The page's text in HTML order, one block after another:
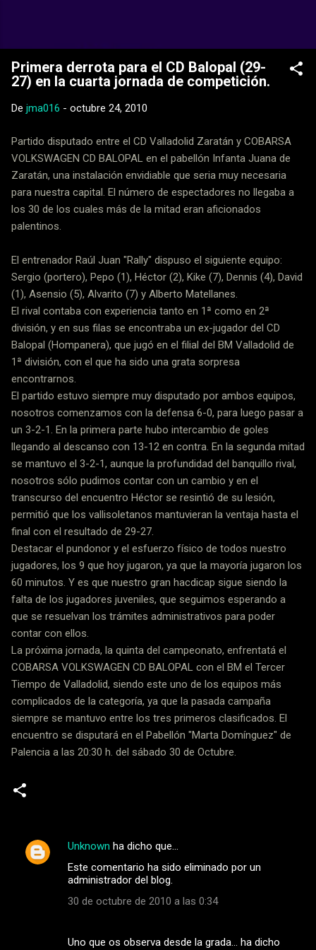
Primera derrota para el CD Balopal (29-
27) en la cuarta jornada de competición.
De jma016 - octubre 24, 2010
Partido disputado entre el CD Valladolid Zaratán y COBARSA
VOLKSWAGEN CD BALOPAL en el pabellón Infanta Juana de
Zaratán, una instalación envidiable que seria muy necesaria
para nuestra capital. El número de espectadores no llegaba a
los 30 de los cuales más de la mitad eran aficionados
palentinos.
El entrenador Raúl Juan "Rally" dispuso el siguiente equipo:
Sergio (portero), Pepo (1), Héctor (2), Kike (7), Dennis (4), David
(1), Asensio (5), Alvarito (7) y Alberto Matellanes.
El rival contaba con experiencia tanto en 1ª como en 2ª
división, y en sus filas se encontraba un ex-jugador del CD
Balopal (Hompanera), que jugó en el filial del BM Valladolid de
1ª división, con el que ha sido una grata sorpresa
encontrarnos.
El partido estuvo siempre muy disputado por ambos equipos,
nosotros comenzamos con la defensa 6-0, para luego pasar a
un 3-2-1. En la primera parte hubo intercambio de goles
llegando al descanso con 13-12 en contra. En la segunda mitad
se mantuvo el 3-2-1, aunque la profundidad del banquillo rival,
nosotros sólo pudimos contar con un cambio y en el
transcurso del encuentro Héctor se resintió de su lesión,
permitió que los vallisoletanos mantuvieran la ventaja hasta el
final con el resultado de 29-27.
Destacar el pundonor y el esfuerzo físico de todos nuestro
jugadores, los 9 que hoy jugaron, ya que la mayoría jugaron los
60 minutos. Y es que nuestro gran hacdicap sigue siendo la
falta de los jugadores juveniles, que seguimos esperando a
que se resuelvan los trámites administrativos para poder
contar con ellos.
La próxima jornada, la quinta del campeonato, enfrentatá el
COBARSA VOLKSWAGEN CD BALOPAL con el BM el Tercer
Tiempo de Valladolid, siendo este uno de los equipos más
complicados de la categoría, ya que la pasada campaña
siempre se mantuvo entre los tres primeros clasificados. El
encuentro se disputará en el Pabellón "Marta Domínguez" de
Palencia a las 20:30 h. del sábado 30 de Octubre.
C
Unknown ha dicho que…
Este comentario ha sido eliminado por un
administrador del blog.
30 de octubre de 2010 a las 0:34
Uno que os observa desde la grada... ha dicho